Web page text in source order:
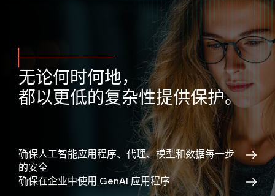
无论何时何地，
都以更低的复杂性提供保护。
确保人工智能应用程序、代理、模型和数据每一步
的安全
确保在企业中使用 GenAI 应用程序